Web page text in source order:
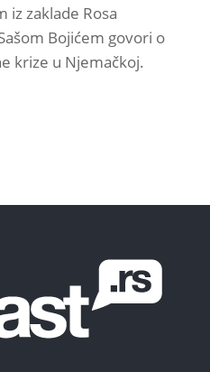
iz zaklade Rosa
Bojićem govori o
krize u Njemačkoj.